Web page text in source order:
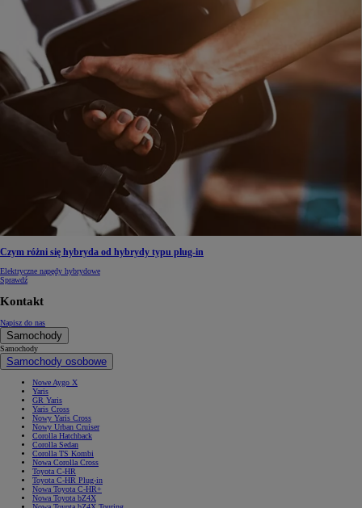
Czym różni się hybryda od hybrydy typu plug-in
Elektryczne napędy hybrydowe
Sprawdź
Kontakt
Napisz do nas
Samochody
Samochody
Samochody osobowe
Nowe Aygo X
Yaris
GR Yaris
Yaris Cross
Nowy Yaris Cross
Nowy Urban Cruiser
Corolla Hatchback
Corolla Sedan
Corolla TS Kombi
Nowa Corolla Cross
Toyota C-HR
Toyota C-HR Plug-in
Nowa Toyota C-HR+
Nowa Toyota bZ4X